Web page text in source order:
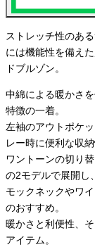
ストレッチ性のあ
には機能性を備え
ドブルゾン。
中綿による暖かさ
特徴の一着。
左袖のアウトポケ
レー時に便利な収
ワントーンの切り
の2モデルで展開し
モックネックやワ
のおすすめ。
暖かさと利便性、
アイテム。